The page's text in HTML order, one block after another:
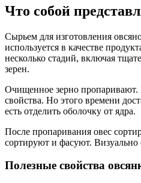
Что собой
Сырьем для изготовления
используется в качестве
несколько стадий, включая
зерен.
Очищенное зерно пропаривают.
свойства. Но этого времени
есть отделить оболочку от ядра.
После пропаривания овес
сортируют и фасуют. Визуально
Полезные свойства